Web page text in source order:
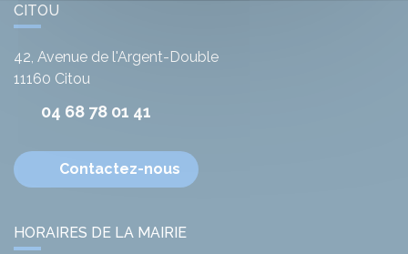
CITOU
42, Avenue de l'Argent-Double
11160 Citou
04 68 78 01 41
Contactez-nous
HORAIRES DE LA MAIRIE